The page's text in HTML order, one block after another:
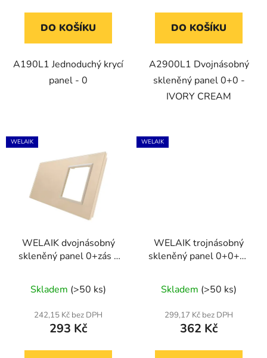
DO KOŠÍKU
A190L1 Jednoduchý krycí
panel - 0
DO KOŠÍKU
A2900L1 Dvojnásobný
skleněný panel 0+0 -
IVORY CREAM
WELAIK
WELAIK dvojnásobný
skleněný panel 0+zás -
Skladem (>50 ks)
242,15 Kč bez DPH
293 Kč
WELAIK
WELAIK trojnásobný
skleněný panel 0+0+0-
Skladem (>50 ks)
299,17 Kč bez DPH
362 Kč